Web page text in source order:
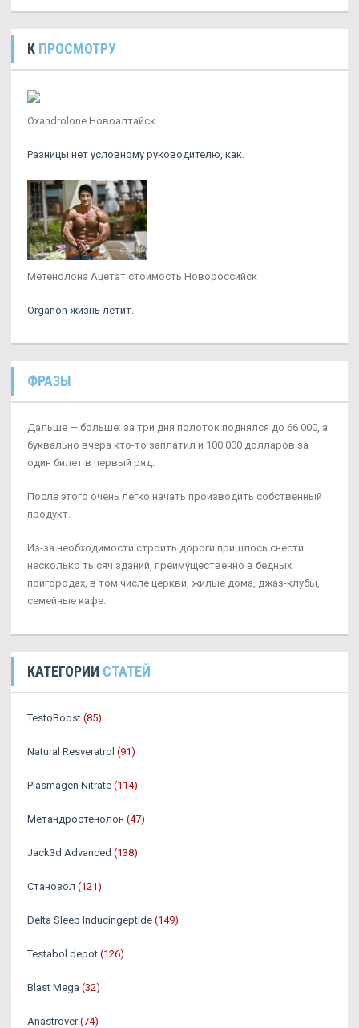
К ПРОСМОТРУ
Oxandrolone Новоалтайск
Разницы нет условному руководителю, как.
Метенолона Ацетат стоимость Новороссийск
Organon жизнь летит.
ФРАЗЫ
Дальше — больше: за три дня полоток поднялся до 66 000, а
буквально вчера кто-то заплатил и 100 000 долларов за
один билет в первый ряд.
После этого очень легко начать производить собственный
продукт.
Из-за необходимости строить дороги пришлось снести
несколько тысяч зданий, преимущественно в бедных
пригородах, в том числе церкви, жилые дома, джаз-клубы,
семейные кафе.
КАТЕГОРИИ СТАТЕЙ
TestoBoost (85)
Natural Resveratrol (91)
Plasmagen Nitrate (114)
Метандростенолон (47)
Jack3d Advanced (138)
Станозол (121)
Delta Sleep Inducingeptide (149)
Testabol depot (126)
Blast Mega (32)
Anastrover (74)